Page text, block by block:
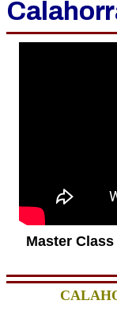
Master